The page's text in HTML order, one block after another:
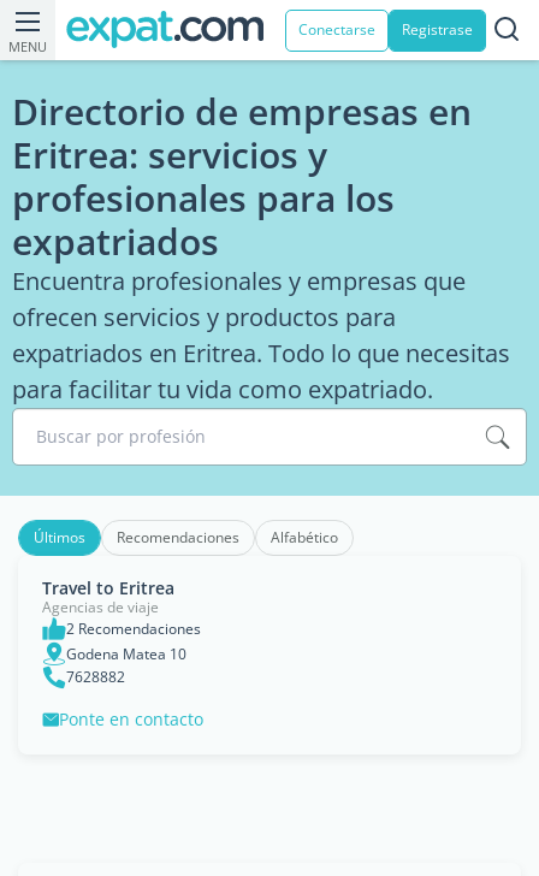
MENU
Conectarse Registrase
Directorio de empresas en
Eritrea: servicios y
profesionales para los
expatriados
Encuentra profesionales y empresas que
ofrecen servicios y productos para
expatriados en Eritrea. Todo lo que necesitas
para facilitar tu vida como expatriado.
Buscar por profesión
Últimos Recomendaciones Alfabético
Travel to Eritrea
Agencias de viaje
2 Recomendaciones
Godena Matea 10
7628882
Ponte en contacto